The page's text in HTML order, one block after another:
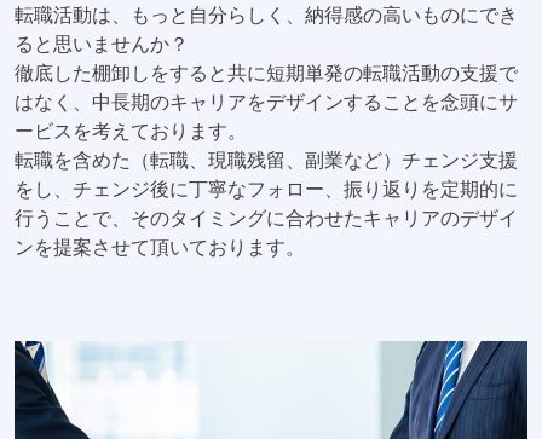
転職活動は、もっと自分らしく、納得感の高いものにでき
ると思いませんか？
徹底した棚卸しをすると共に短期単発の転職活動の支援で
はなく、中長期のキャリアをデザインすることを念頭にサ
ービスを考えております。
転職を含めた（転職、現職残留、副業など）チェンジ支援
をし、チェンジ後に丁寧なフォロー、振り返りを定期的に
行うことで、そのタイミングに合わせたキャリアのデザイ
ンを提案させて頂いております。